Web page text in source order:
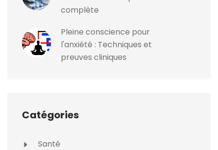
complète
Pleine conscience pour
l'anxiété : Techniques et
preuves cliniques
Catégories
Santé